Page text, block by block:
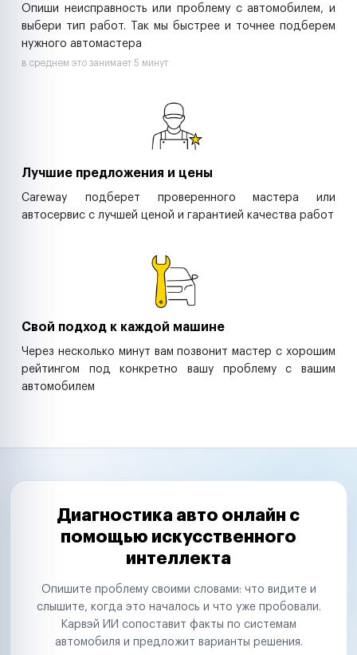
Опиши неисправность или проблему с автомобилем, и
выбери тип работ. Так мы быстрее и точнее подберем
нужного автомастера
в среднем это занимает 5 минут
Лучшие предложения и цены
Careway подберет проверенного мастера или
автосервис с лучшей ценой и гарантией качества работ
Свой подход к каждой машине
Через несколько минут вам позвонит мастер с хорошим
рейтингом под конкретно вашу проблему с вашим
автомобилем
Диагностика авто онлайн с
помощью искусственного
интеллекта
Опишите проблему своими словами: что видите и
слышите, когда это началось и что уже пробовали.
Карвэй ИИ сопоставит факты по системам
автомобиля и предложит варианты решения.